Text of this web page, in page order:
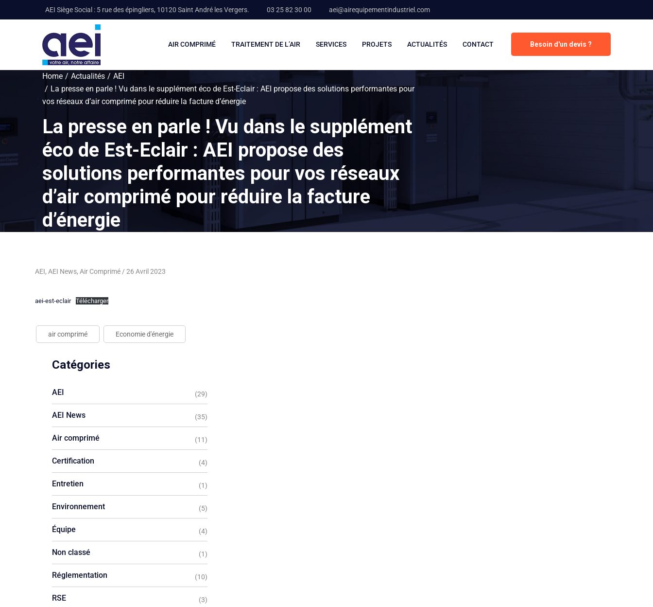
AEI Siège Social : 5 rue des épingliers, 10120 Saint André les Vergers. 03 25 82 30 00 aei@airequipementindustriel.com
Besoin d'un devis ?
AIR COMPRIMÉ TRAITEMENT DE L’AIR SERVICES PROJETS ACTUALITÉS CONTACT
Home Actualités
AEI
La presse en parle ! Vu dans le supplément éco de Est-Eclair : AEI propose des solutions performantes pour
vos réseaux d’air comprimé pour réduire la facture d’énergie
La presse en parle ! Vu dans le supplément
éco de Est-Eclair : AEI propose des
solutions performantes pour vos réseaux
d’air comprimé pour réduire la facture
d’énergie
AEI, AEI News, Air Comprimé 26 Avril 2023
aei-est-eclair Télécharger
air comprimé Economie d'énergie
Catégories
AEI (29)
AEI News (35)
Air comprimé (11)
Certification (4)
Entretien (1)
Environnement (5)
Équipe (4)
Non classé (1)
Réglementation (10)
RSE (3)